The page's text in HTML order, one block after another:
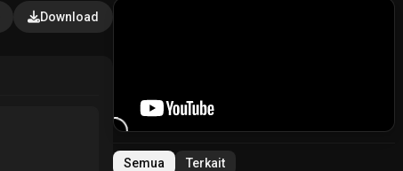
Download
Semua
Terkait